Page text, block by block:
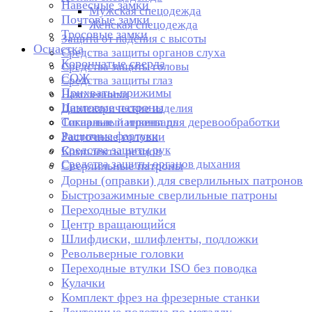
Мужская спецодежда
Женская спецодежда
Защита от падения с высоты
Средства защиты органов слуха
Средства защиты головы
Средства защиты глаз
Наколенники
Диэлектрические изделия
Сигнальный инвентарь
Защитные фартуки
Средства защиты рук
Средства защиты органов дыхания
Навесные замки
Почтовые замки
Тросовые замки
Оснастка
Корончатые сверла
СОЖ
Прихваты-прижимы
Цанговые патроны
Токарные патроны для деревообработки
Расточные головки
Комплекты резцов
Сверлильные патроны
Дорны (оправки) для сверлильных патронов
Быстрозажимные сверлильные патроны
Переходные втулки
Центр вращающийся
Шлифдиски, шлифленты, подложки
Револьверные головки
Переходные втулки ISO без поводка
Кулачки
Комплект фрез на фрезерные станки